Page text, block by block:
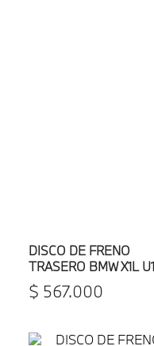
DISCO DE FRENO
TRASERO BMW X1L
$ 567.000